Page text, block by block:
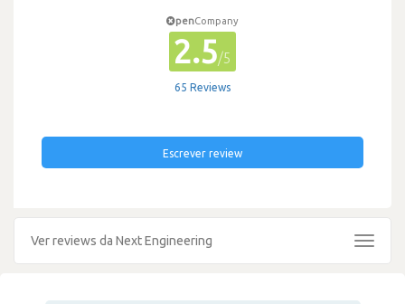
penCompany
2.5/5
65 Reviews
Escrever review
Ver reviews da Next Engineering
Toggle